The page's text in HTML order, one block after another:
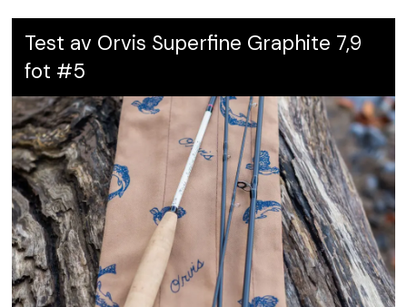
Test av Orvis Superfine Graphite 7,9
fot #5